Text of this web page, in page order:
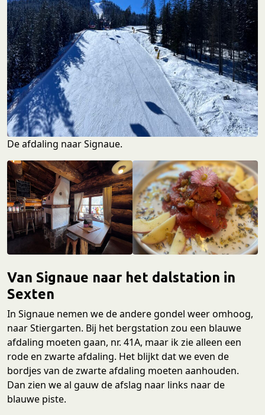
De afdaling naar Signaue.
Van Signaue naar het dalstation in
Sexten
In Signaue nemen we de andere gondel weer omhoog,
naar Stiergarten. Bij het bergstation zou een blauwe
afdaling moeten gaan, nr. 41A, maar ik zie alleen een
rode en zwarte afdaling. Het blijkt dat we even de
bordjes van de zwarte afdaling moeten aanhouden.
Dan zien we al gauw de afslag naar links naar de
blauwe piste.